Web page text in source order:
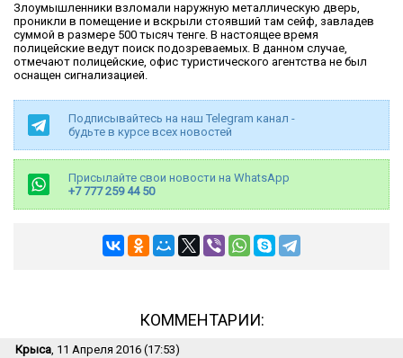
Злоумышленники взломали наружную металлическую дверь,
проникли в помещение и вскрыли стоявший там сейф, завладев
суммой в размере 500 тысяч тенге. В настоящее время
полицейские ведут поиск подозреваемых. В данном случае,
отмечают полицейские, офис туристического агентства не был
оснащен сигнализацией.
Подписывайтесь на наш Telegram канал -
будьте в курсе всех новостей
Присылайте свои новости на WhatsApp
+7 777 259 44 50
КОММЕНТАРИИ:
Крыса, 11 Апреля 2016 (17:53)